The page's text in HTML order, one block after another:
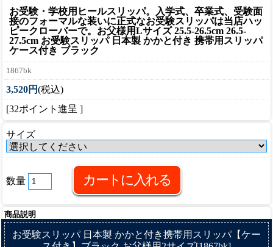
お受験・学校用ヒールスリッパ。入学式、卒業式、受験面
接のフォーマルな装いに正式なお受験スリッパは当店ハッ
ピークローバーで。 お父様用Lサイズ 25.5-26.5cm 26.5-
27.5cm お受験スリッパ 日本製 かかと付き 携帯用スリッパ
ケース付き ブラック
1867bk
3,520円(税込)
[32ポイント進呈 ]
サイズ
数量
商品説明
お受験スリッパ 日本製 かかと付き携帯用スリッパ【ケー